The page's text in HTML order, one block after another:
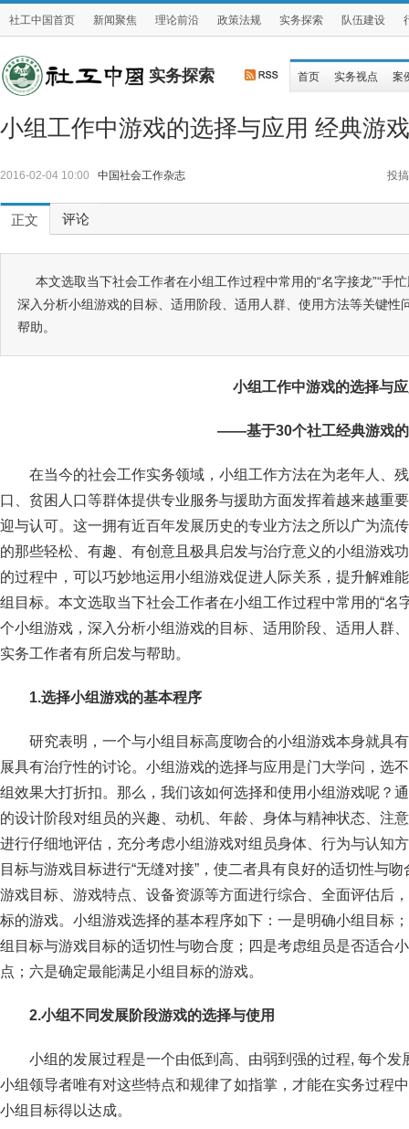
社工中国首页 新闻聚焦 理论前沿 政策法规 实务探索 队伍建设
实务探索 首页 实务视点 案
小组工作中游戏的选择与应用 经典游
2016-02-04 10:00 中国社会工作杂志 投搞
正文 评论
本文选取当下社会工作者在小组工作过程中常用的“名字接龙”“手
深入分析小组游戏的目标、适用阶段、适用人群、使用方法等关键性
帮助。
小组工作中游戏的选择与
——基于30个社工经典游戏
在当今的社会工作实务领域，小组工作方法在为老年人、
口、贫困人口等群体提供专业服务与援助方面发挥着越来越重
迎与认可。这一拥有近百年发展历史的专业方法之所以广为流
的那些轻松、有趣、有创意且极具启发与治疗意义的小组游戏
的过程中，可以巧妙地运用小组游戏促进人际关系，提升解难
组目标。本文选取当下社会工作者在小组工作过程中常用的“名
个小组游戏，深入分析小组游戏的目标、适用阶段、适用人群
实务工作者有所启发与帮助。
1.选择小组游戏的基本程序
研究表明，一个与小组目标高度吻合的小组游戏本身就具
展具有治疗性的讨论。小组游戏的选择与应用是门大学问，选
组效果大打折扣。那么，我们该如何选择和使用小组游戏呢？
的设计阶段对组员的兴趣、动机、年龄、身体与精神状态、注
进行仔细地评估，充分考虑小组游戏对组员身体、行为与认知
目标与游戏目标进行“无缝对接”，使二者具有良好的适切性与
游戏目标、游戏特点、设备资源等方面进行综合、全面评估后
标的游戏。小组游戏选择的基本程序如下：一是明确小组目标
组目标与游戏目标的适切性与吻合度；四是考虑组员是否适合
点；六是确定最能满足小组目标的游戏。
2.小组不同发展阶段游戏的选择与使用
小组的发展过程是一个由低到高、由弱到强的过程, 每个
小组领导者唯有对这些特点和规律了如指掌，才能在实务过程
小组目标得以达成。